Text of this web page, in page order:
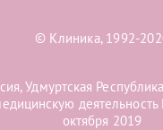
© Клиника, 1992-
Удмуртская
октября 2019